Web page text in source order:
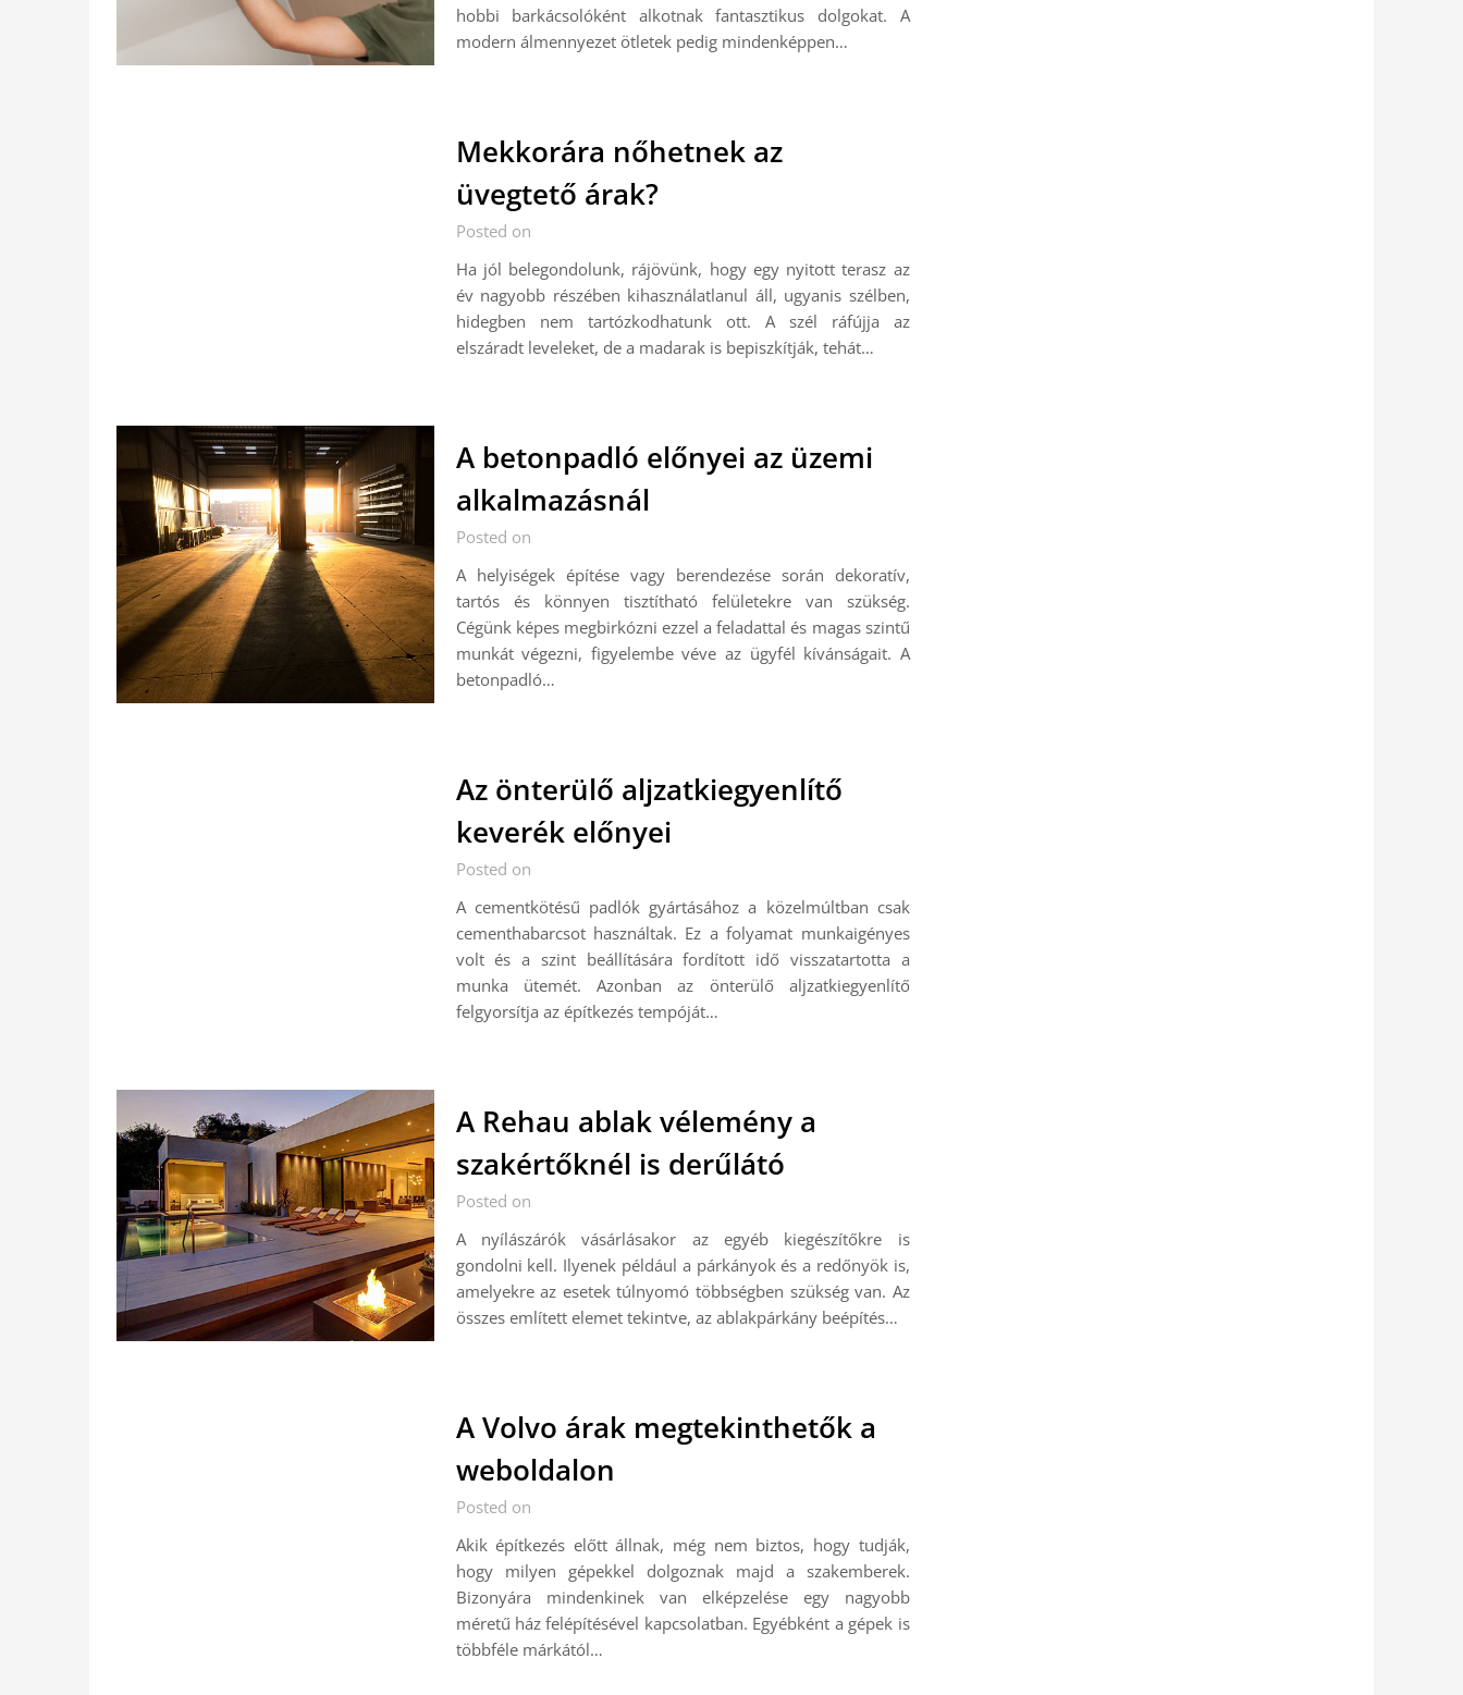
hobbi barkácsolóként alkotnak fantasztikus dolgokat. A
modern álmennyezet ötletek pedig mindenképpen…
Mekkorára nőhetnek az
üvegtető árak?
Posted on
Ha jól belegondolunk, rájövünk, hogy egy nyitott terasz az
év nagyobb részében kihasználatlanul áll, ugyanis szélben,
hidegben nem tartózkodhatunk ott. A szél ráfújja az
elszáradt leveleket, de a madarak is bepiszkítják, tehát…
A betonpadló előnyei az üzemi
alkalmazásnál
Posted on
A helyiségek építése vagy berendezése során dekoratív,
tartós és könnyen tisztítható felületekre van szükség.
Cégünk képes megbirkózni ezzel a feladattal és magas szintű
munkát végezni, figyelembe véve az ügyfél kívánságait. A
betonpadló…
Az önterülő aljzatkiegyenlítő
keverék előnyei
Posted on
A cementkötésű padlók gyártásához a közelmúltban csak
cementhabarcsot használtak. Ez a folyamat munkaigényes
volt és a szint beállítására fordított idő visszatartotta a
munka ütemét. Azonban az önterülő aljzatkiegyenlítő
felgyorsítja az építkezés tempóját…
A Rehau ablak vélemény a
szakértőknél is derűlátó
Posted on
A nyílászárók vásárlásakor az egyéb kiegészítőkre is
gondolni kell. Ilyenek például a párkányok és a redőnyök is,
amelyekre az esetek túlnyomó többségben szükség van. Az
összes említett elemet tekintve, az ablakpárkány beépítés…
A Volvo árak megtekinthetők a
weboldalon
Posted on
Akik építkezés előtt állnak, még nem biztos, hogy tudják,
hogy milyen gépekkel dolgoznak majd a szakemberek.
Bizonyára mindenkinek van elképzelése egy nagyobb
méretű ház felépítésével kapcsolatban. Egyébként a gépek is
többféle márkától…